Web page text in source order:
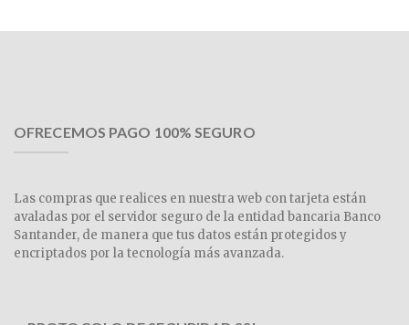
OFRECEMOS PAGO 100% SEGURO
Las compras que realices en nuestra web con tarjeta están
avaladas por el servidor seguro de la entidad bancaria Banco
Santander, de manera que tus datos están protegidos y
encriptados por la tecnología más avanzada.